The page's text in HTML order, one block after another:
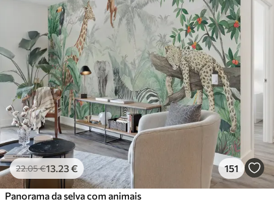
22.05€13 .23€ 151
Panorama da selva com animais